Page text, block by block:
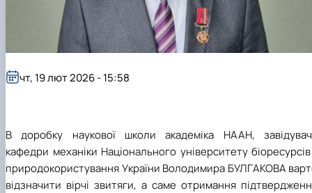
Рейтингові списки
В доробку наукової школи академіка НААН,
кафедри механіки Національного університету біоресурсів
природокористування України Володимира БУЛГАКОВА
відзначити вірчі звитяги, а саме отримання
чт, 19 лют 2026 - 15:58